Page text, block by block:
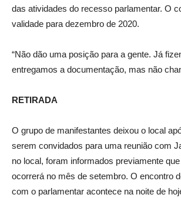
das atividades do recesso parlamentar. O
validade para dezembro de 2020.
“Não dão uma posição para a gente. Já
entregamos a documentação, mas não
RETIRADA
O grupo de manifestantes deixou o local
serem convidados para uma reunião com
no local, foram informados previamente
ocorrerá no mês de setembro. O encontro
com o parlamentar acontece na noite de